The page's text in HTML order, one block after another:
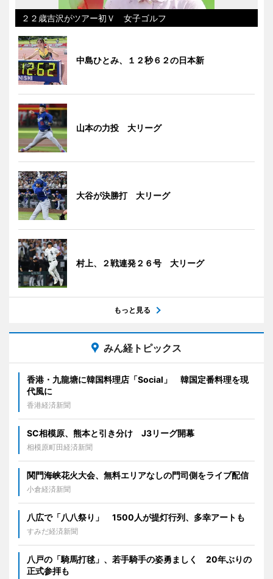
２２歳吉沢がツアー初Ｖ 女子ゴルフ
中島ひとみ、１２秒６２の日本新
山本の力投 大リーグ
大谷が決勝打 大リーグ
村上、２戦連発２６号 大リーグ
もっと見る
みん経トピックス
香港・九龍塘に韓国料理店「Social」 韓国定番料理を現
代風に
香港経済新聞
SC相模原、熊本と引き分け J3リーグ開幕
相模原町田経済新聞
関門海峡花火大会、無料エリアなしの門司側をライブ配信
小倉経済新聞
八広で「八八祭り」 1500人が提灯行列、多幸アートも
すみだ経済新聞
八戸の「騎馬打毬」、若手騎手の姿勇ましく 20年ぶりの
正式参拝も